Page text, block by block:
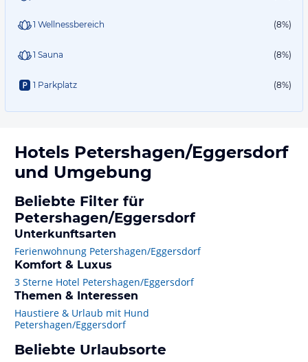
1 Wellnessbereich (8%)
1 Sauna (8%)
1 Parkplatz (8%)
Hotels Petershagen/Eggersdorf
und Umgebung
Beliebte Filter für
Petershagen/Eggersdorf
Unterkunftsarten
Ferienwohnung Petershagen/Eggersdorf
Komfort & Luxus
3 Sterne Hotel Petershagen/Eggersdorf
Themen & Interessen
Haustiere & Urlaub mit Hund
Petershagen/Eggersdorf
Beliebte Urlaubsorte